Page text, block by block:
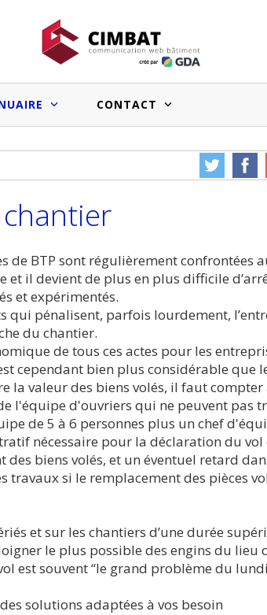
des entreprises du BTP
Medias web du bâtiment :le point
sur les audiences et les chiffres
annoncés
travail des artisans
CONTACT
nous signaler ?
de BTP sont régulièrement confrontées
et il devient de plus en plus difficile
et expérimentés.
qui pénalisent, parfois lourdement,
du chantier.
de tous ces actes pour les
cependant bien plus considérable que
la valeur des biens volés, il faut compter
l'équipe d'ouvriers qui ne peuvent pas
de 5 à 6 personnes plus un chef
nécessaire pour la déclaration du vol
des biens volés, et un éventuel retard
travaux si le remplacement des pièces
et sur les chantiers d’une durée
le plus possible des engins du lieu
est souvent ‘‘le grand problème du lundi
des solutions adaptées à vos besoin